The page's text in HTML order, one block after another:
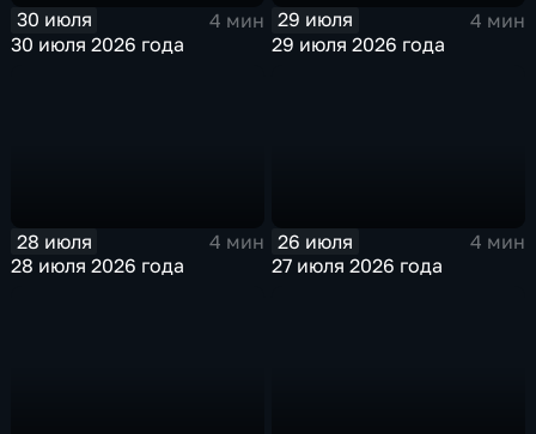
30 июля
4 мин
30 июля 2026 года
29 июля
4 мин
29 июля 2026 года
28 июля
4 мин
28 июля 2026 года
26 июля
4 мин
27 июля 2026 года